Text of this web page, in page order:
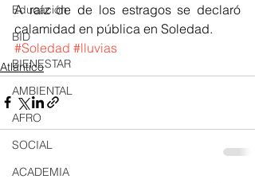
Educación
BID
BIENESTAR
AMBIENTAL
AFRO
SOCIAL
ACADEMIA
A raíz de de los estragos se declaró
calamidad en pública en Soledad.
#Soledad #lluvias
Atlántico